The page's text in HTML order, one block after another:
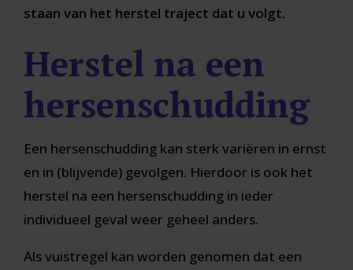
staan van het herstel traject dat u volgt.
Herstel na een
hersenschudding
Een hersenschudding kan sterk variëren in ernst
en in (blijvende) gevolgen. Hierdoor is ook het
herstel na een hersenschudding in ieder
individueel geval weer geheel anders.
Als vuistregel kan worden genomen dat een